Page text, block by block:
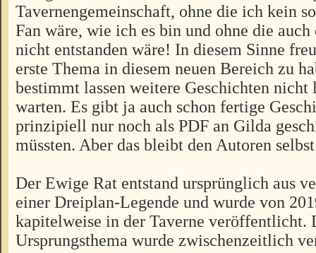
Tavernengemeinschaft, ohne die ich kein
Fan wäre, wie ich es bin und ohne die auch
nicht entstanden wäre! In diesem Sinne
erste Thema in diesem neuen Bereich zu
bestimmt lassen weitere Geschichten nicht
warten. Es gibt ja auch schon fertige
prinzipiell nur noch als PDF an Gilda
müssten. Aber das bleibt den Autoren
Der Ewige Rat entstand ursprünglich aus
einer Dreiplan-Legende und wurde von
kapitelweise in der Taverne veröffentlicht.
Ursprungsthema wurde zwischenzeitlich